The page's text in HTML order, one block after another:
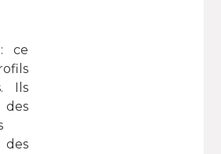
ce
Ils